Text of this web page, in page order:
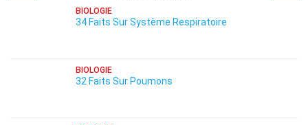
BIOLOGIE
34 Faits Sur Système Respiratoire
BIOLOGIE
32 Faits Sur Poumons